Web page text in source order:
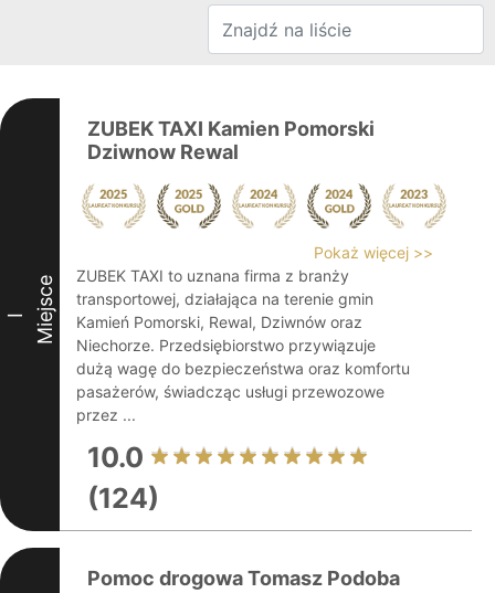
I Miejsce
ZUBEK TAXI Kamien Pomorski
Dziwnow Rewal
Pokaż więcej >>
ZUBEK TAXI to uznana firma z branży
transportowej, działająca na terenie gmin
Kamień Pomorski, Rewal, Dziwnów oraz
Niechorze. Przedsiębiorstwo przywiązuje
dużą wagę do bezpieczeństwa oraz komfortu
pasażerów, świadcząc usługi przewozowe
przez ...
10.0
(124)
Pomoc drogowa Tomasz Podoba